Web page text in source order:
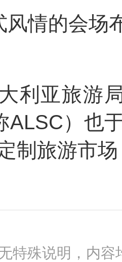
风情的会场
利亚旅游
ALSC）也
制旅游市
特殊说明，内